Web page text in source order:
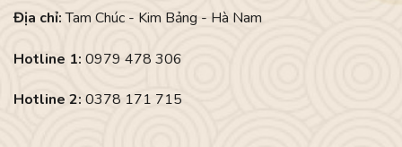
Địa chỉ:Tam Chúc - Kim Bảng - Hà Nam
Hotline 1: 0979 478 306
Hotline 2: 0378 171 715